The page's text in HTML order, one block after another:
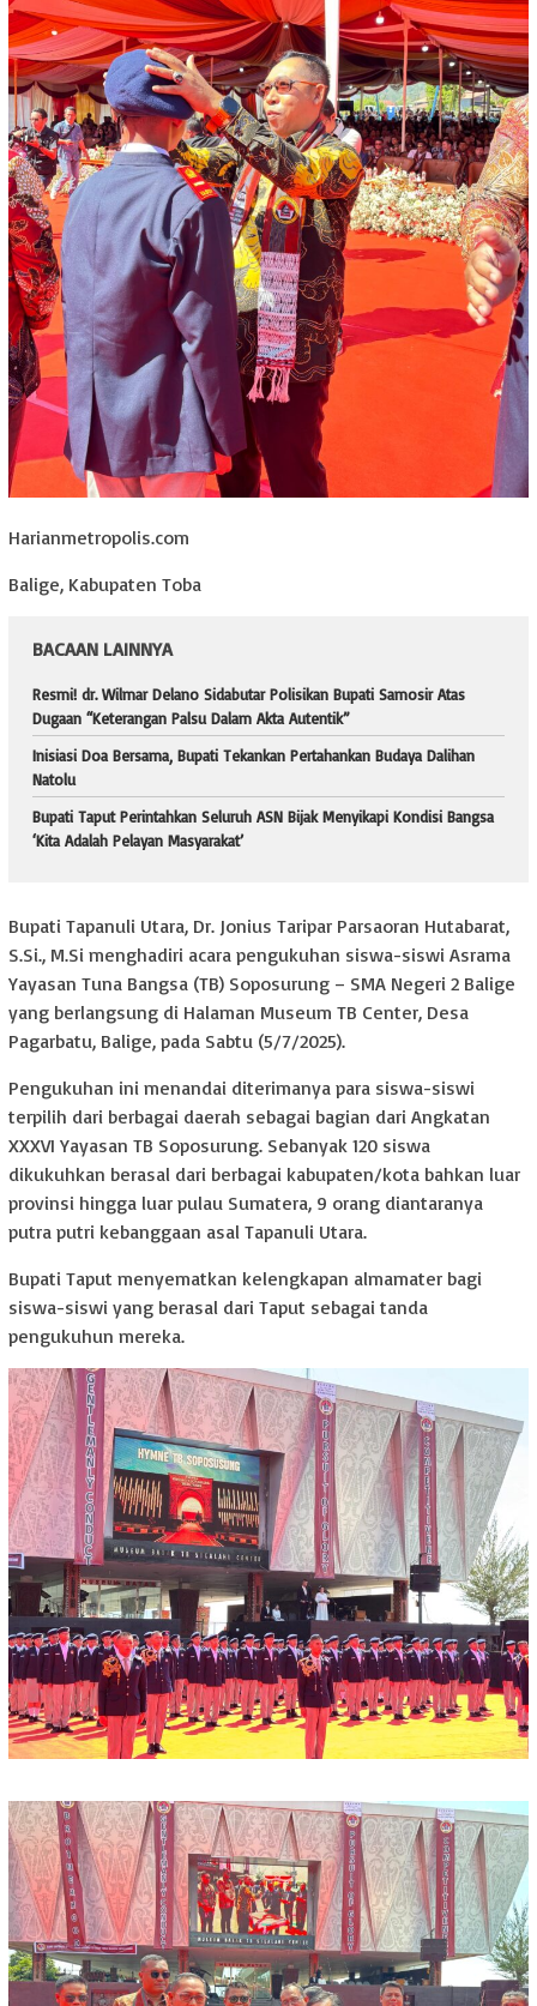
Harianmetropolis.com
Balige, Kabupaten Toba
BACAAN LAINNYA
Resmi! dr. Wilmar Delano Sidabutar Polisikan Bupati Samosir Atas
Dugaan “Keterangan Palsu Dalam Akta Autentik”
Inisiasi Doa Bersama, Bupati Tekankan Pertahankan Budaya Dalihan
Natolu
Bupati Taput Perintahkan Seluruh ASN Bijak Menyikapi Kondisi Bangsa
‘Kita Adalah Pelayan Masyarakat’
Bupati Tapanuli Utara, Dr. Jonius Taripar Parsaoran Hutabarat,
S.Si., M.Si menghadiri acara pengukuhan siswa-siswi Asrama
Yayasan Tuna Bangsa (TB) Soposurung – SMA Negeri 2 Balige
yang berlangsung di Halaman Museum TB Center, Desa
Pagarbatu, Balige, pada Sabtu (5/7/2025).
Pengukuhan ini menandai diterimanya para siswa-siswi
terpilih dari berbagai daerah sebagai bagian dari Angkatan
XXXVI Yayasan TB Soposurung. Sebanyak 120 siswa
dikukuhkan berasal dari berbagai kabupaten/kota bahkan luar
provinsi hingga luar pulau Sumatera, 9 orang diantaranya
putra putri kebanggaan asal Tapanuli Utara.
Bupati Taput menyematkan kelengkapan almamater bagi
siswa-siswi yang berasal dari Taput sebagai tanda
pengukuhun mereka.